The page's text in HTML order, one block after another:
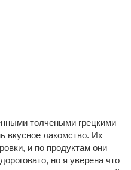
толчеными грецкими
вкусное лакомство. Их
и по продуктам они
но я уверена что